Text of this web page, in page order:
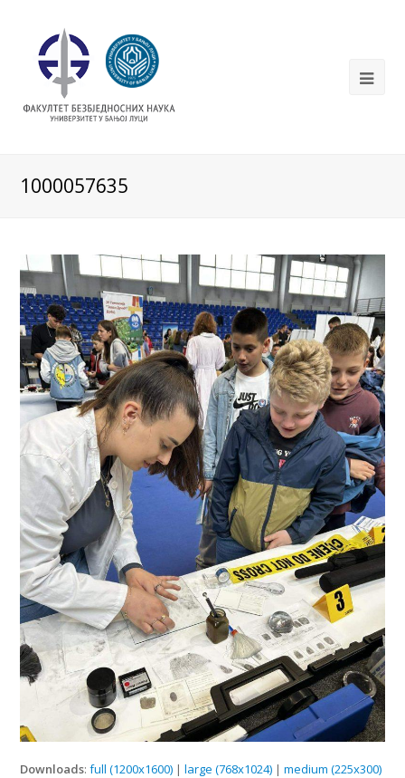
1000057635
Downloads:full (1200x1600) |large (768x1024) |medium (225x300)